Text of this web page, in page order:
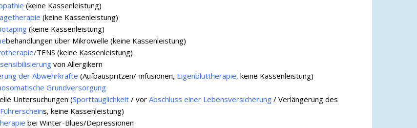
(keine Kassenleistung)
(keine Kassenleistung)
(keine Kassenleistung)
behandlungen über Mikrowelle (keine Kassenleistung)
/TENS (keine Kassenleistung)
von Allergikern
der Abwehrkräfte (Aufbauspritzen/-infusionen, Eigenbluttherapie, keine Kassenleistung)
Grundversorgung
Untersuchungen (Sporttauglichkeit / vor Abschluss einer Lebensversicherung / Verlängerung des
s, keine Kassenleistung)
bei Winter-Blues/Depressionen